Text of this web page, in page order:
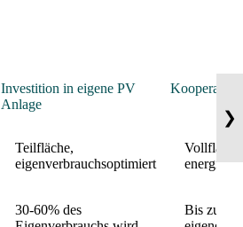
Investition in eigene PV
Anlage
Teilfläche,
eigenverbrauchsoptimiert
30-60% des
Bis zu
❯